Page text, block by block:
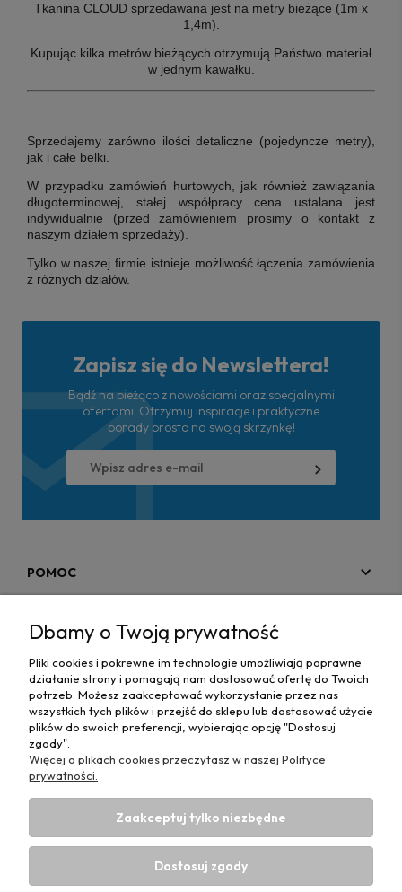
Tkanina CLOUD sprzedawana jest na metry bieżące (1m x
1,4m).
Kupując kilka metrów bieżących otrzymują Państwo materiał
w jednym kawałku.
Sprzedajemy zarówno ilości detaliczne (pojedyncze metry),
jak i całe belki.
W przypadku zamówień hurtowych, jak również zawiązania
długoterminowej, stałej współpracy cena ustalana jest
indywidualnie (przed zamówieniem prosimy o kontakt z
naszym działem sprzedaży).
Tylko w naszej firmie istnieje możliwość łączenia zamówienia
z różnych działów.
Zapisz się do Newslettera!
Bądź na bieżąco z nowościami oraz specjalnymi
ofertami. Otrzymuj inspiracje i praktyczne
porady prosto na swoją skrzynkę!
POMOC
MAPA STRONY
INFORMACJE
Hurtownia materiałów tapicerskich Adrian| ul. Chorzowska
50e, 44-100 Gliwice, woj. śląskie | E-mail:
Dbamy o Twoją prywatność
Pliki cookies i pokrewne im technologie umożliwiają poprawne
działanie strony i pomagają nam dostosować ofertę do Twoich
potrzeb. Możesz zaakceptować wykorzystanie przez nas
wszystkich tych plików i przejść do sklepu lub dostosować użycie
plików do swoich preferencji, wybierając opcję "Dostosuj
zgody".
Więcej o plikach cookies przeczytasz w naszej Polityce
prywatności.
Zaakceptuj tylko niezbędne
Dostosuj zgody